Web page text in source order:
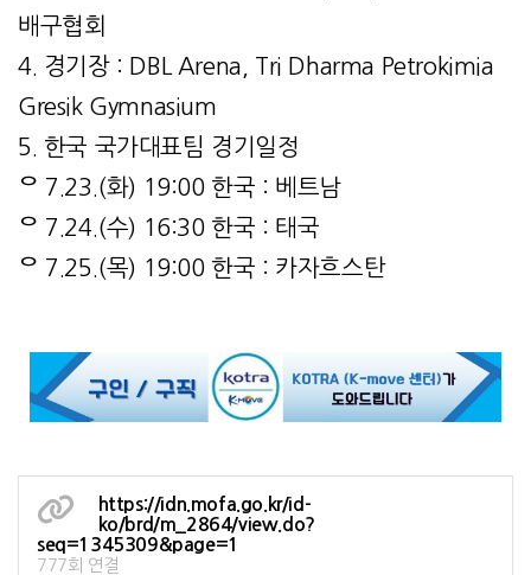
배구협회
4. 경기장 : DBL Arena, Tri Dharma Petrokimia
Gresik Gymnasium
5. 한국 국가대표팀 경기일정
ᄋ 7.23.(화) 19:00 한국 : 베트남
ᄋ 7.24.(수) 16:30 한국 : 태국
ᄋ 7.25.(목) 19:00 한국 : 카자흐스탄
https://idn.mofa.go.kr/id-
ko/brd/m_2864/view.do?
seq=1345309&page=1
777회 연결